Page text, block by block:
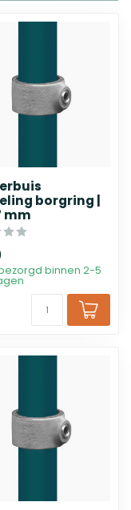
borgring |
mm
binnen 2-5